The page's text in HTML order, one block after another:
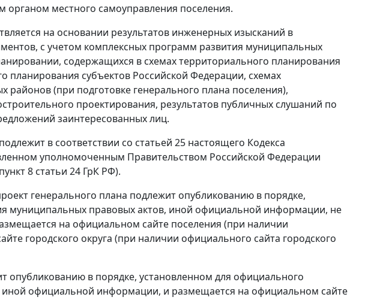
органом местного самоуправления поселения.
на основании результатов инженерных изысканий в
с учетом комплексных программ развития муниципальных
содержащихся в схемах территориального планирования
планирования субъектов Российской Федерации, схемах
(при подготовке генерального плана поселения),
проектирования, результатов публичных слушаний по
заинтересованных лиц.
в соответствии со статьей 25 настоящего Кодекса
уполномоченным Правительством Российской Федерации
пункт 8 статьи 24 ГрК РФ).
генерального плана подлежит опубликованию в порядке,
муниципальных правовых актов, иной официальной информации, не
на официальном сайте поселения (при наличии
городского округа (при наличии официального сайта городского
опубликованию в порядке, установленном для официального
официальной информации, и размещается на официальном сайте